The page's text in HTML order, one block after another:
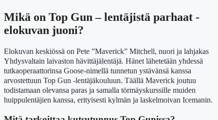
Mikä on Top Gun – lentäjistä parhaat -
elokuvan juoni?
Elokuvan keskiössä on Pete ”Maverick” Mitchell, nuori ja lahjakas
Yhdysvaltain laivaston hävittäjälentäjä. Hänet lähetetään yhdessä
tutkaoperaattorinsa Goose-nimellä tunnetun ystävänsä kanssa
arvostettuun Top Gun -lentäjäkouluun. Täällä Maverick joutuu
todistamaan olevansa paras ja samalla törmäyskurssille muiden
huippulentäjien kanssa, erityisesti kylmän ja laskelmoivan Icemanin.